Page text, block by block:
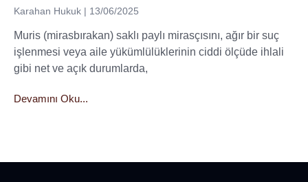
Karahan Hukuk 13/06/2025
Muris (mirasbırakan) saklı paylı mirasçısını, ağır bir suç
işlenmesi veya aile yükümlülüklerinin ciddi ölçüde ihlali
gibi net ve açık durumlarda,
Devamını Oku...